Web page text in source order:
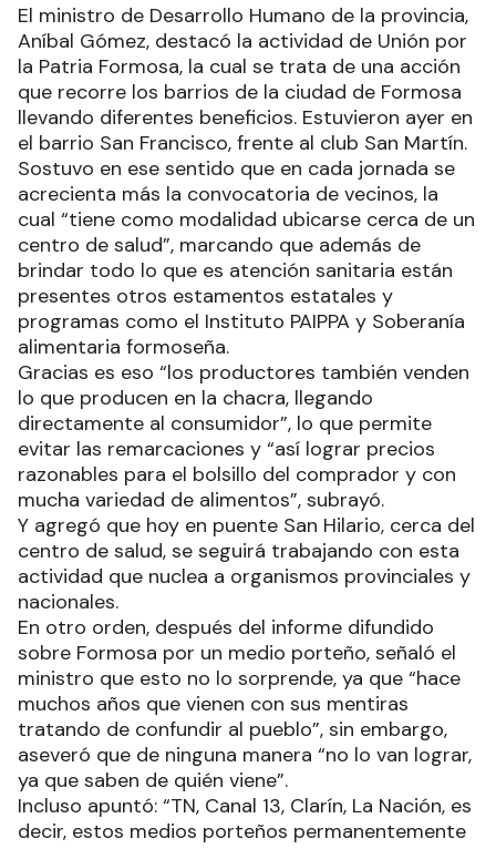
El ministro de Desarrollo Humano de la provincia,
Aníbal Gómez, destacó la actividad de Unión por
la Patria Formosa, la cual se trata de una acción
que recorre los barrios de la ciudad de Formosa
llevando diferentes beneficios. Estuvieron ayer en
el barrio San Francisco, frente al club San Martín.
Sostuvo en ese sentido que en cada jornada se
acrecienta más la convocatoria de vecinos, la
cual “tiene como modalidad ubicarse cerca de un
centro de salud”, marcando que además de
brindar todo lo que es atención sanitaria están
presentes otros estamentos estatales y
programas como el Instituto PAIPPA y Soberanía
alimentaria formoseña.
Gracias es eso “los productores también venden
lo que producen en la chacra, llegando
directamente al consumidor”, lo que permite
evitar las remarcaciones y “así lograr precios
razonables para el bolsillo del comprador y con
mucha variedad de alimentos”, subrayó.
Y agregó que hoy en puente San Hilario, cerca del
centro de salud, se seguirá trabajando con esta
actividad que nuclea a organismos provinciales y
nacionales.
En otro orden, después del informe difundido
sobre Formosa por un medio porteño, señaló el
ministro que esto no lo sorprende, ya que “hace
muchos años que vienen con sus mentiras
tratando de confundir al pueblo”, sin embargo,
aseveró que de ninguna manera “no lo van lograr,
ya que saben de quién viene”.
Incluso apuntó: “TN, Canal 13, Clarín, La Nación, es
decir, estos medios porteños permanentemente